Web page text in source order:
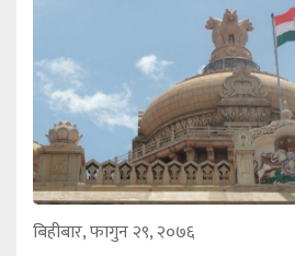
बिहीबार, फागुन २९, २०७६